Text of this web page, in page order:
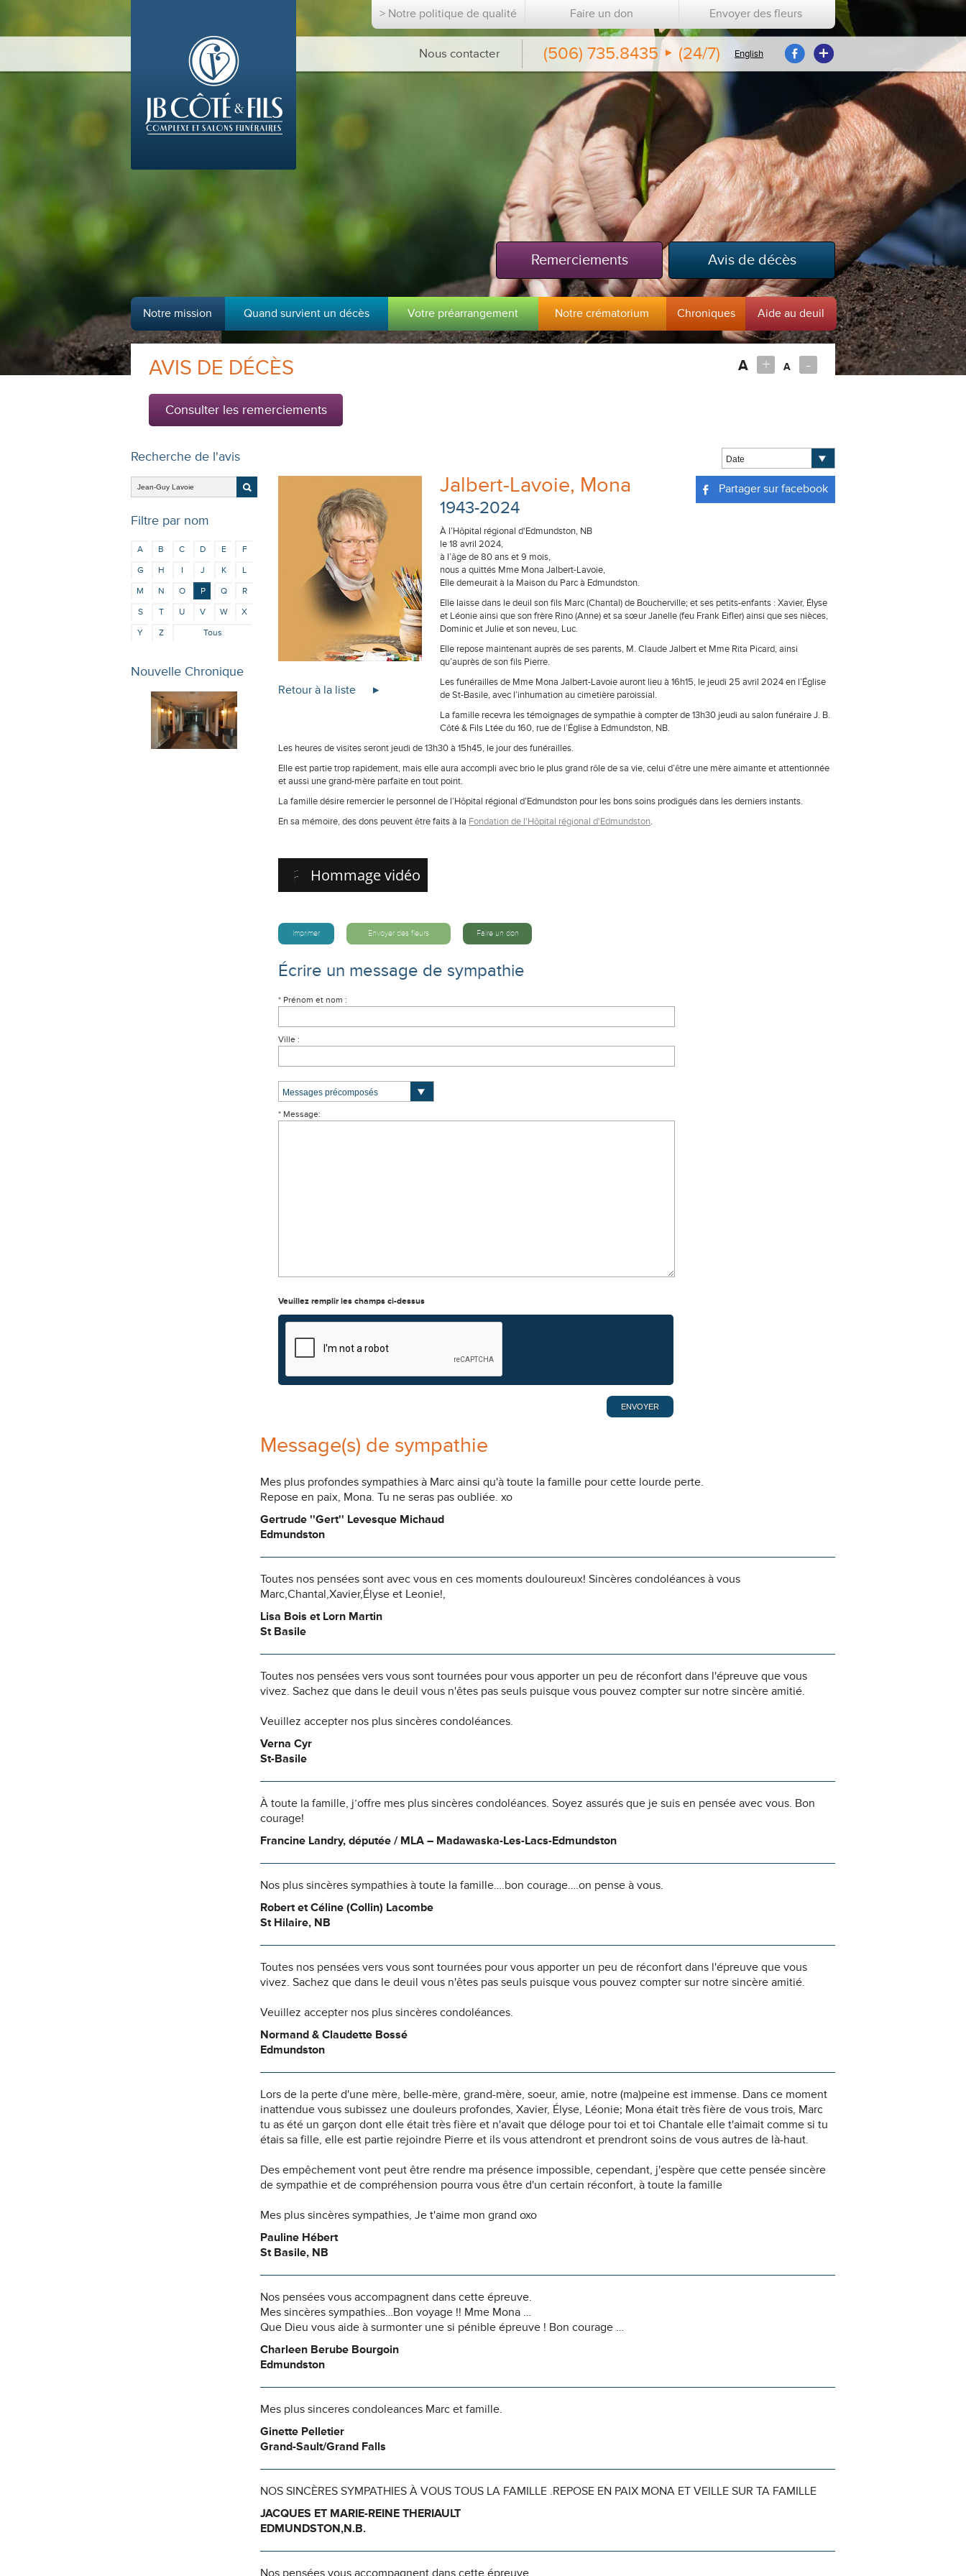
> Notre politique de qualité Faire un don Envoyer des fleurs
Nous contacter (506) 735.8435 (24/7) English
Avis de décès
Remerciements
Notre mission Quand survient un décès Votre préarrangement Notre crématorium Chroniques Aide au deuil
A + A -
AVIS DE DÉCÈS
Consulter les remerciements
Recherche de l'avis
Filtre par nom
A B C D E
F
G
H I J K
L
M
N O P Q
R
S
T U V W
X
Y
Z Tous
Retour à la liste
Partager sur facebook
Jalbert-Lavoie, Mona
1943-2024
À l’Hôpital régional d'Edmundston, NB
le 18 avril 2024,
à l’âge de 80 ans et 9 mois,
nous a quittés Mme Mona Jalbert-Lavoie,
Elle demeurait à la Maison du Parc à Edmundston.
Elle laisse dans le deuil son fils Marc (Chantal) de Boucherville; et ses petits-enfants : Xavier, Élyse
et Léonie ainsi que son frère Rino (Anne) et sa sœur Janelle (feu Frank Eifler) ainsi que ses nièces,
Dominic et Julie et son neveu, Luc.
Elle repose maintenant auprès de ses parents, M. Claude Jalbert et Mme Rita Picard, ainsi
qu’auprès de son fils Pierre.
Les funérailles de Mme Mona Jalbert-Lavoie auront lieu à 16h15, le jeudi 25 avril 2024 en l’Église
de St-Basile, avec l’inhumation au cimetière paroissial.
La famille recevra les témoignages de sympathie à compter de 13h30 jeudi au salon funéraire J. B.
Côté & Fils Ltée du 160, rue de l’Église à Edmundston, NB.
Les heures de visites seront jeudi de 13h30 à 15h45, le jour des funérailles.
Elle est partie trop rapidement, mais elle aura accompli avec brio le plus grand rôle de sa vie, celui d’être une mère aimante et attentionnée
et aussi une grand-mère parfaite en tout point.
La famille désire remercier le personnel de l’Hôpital régional d’Edmundston pour les bons soins prodigués dans les derniers instants.
En sa mémoire, des dons peuvent être faits à la Fondation de l'Hôpital régional d'Edmundston.
Hommage vidéo
Imprimer Envoyer des fleurs Faire un don
Écrire un message de sympathie
* Prénom et nom :
Ville :
* Message:
Veuillez remplir les champs ci-dessus
Message(s) de sympathie
Mes plus profondes sympathies à Marc ainsi qu'à toute la famille pour cette lourde perte.
Repose en paix, Mona. Tu ne seras pas oubliée. xo
Gertrude ''Gert'' Levesque Michaud
Edmundston
Toutes nos pensées sont avec vous en ces moments douloureux! Sincères condoléances à vous
Marc,Chantal,Xavier,Élyse et Leonie!,
Lisa Bois et Lorn Martin
St Basile
Toutes nos pensées vers vous sont tournées pour vous apporter un peu de réconfort dans l'épreuve que vous
vivez. Sachez que dans le deuil vous n'êtes pas seuls puisque vous pouvez compter sur notre sincère amitié.
Veuillez accepter nos plus sincères condoléances.
Verna Cyr
St-Basile
À toute la famille, j’offre mes plus sincères condoléances. Soyez assurés que je suis en pensée avec vous. Bon
courage!
Francine Landry, députée / MLA – Madawaska-Les-Lacs-Edmundston
Nos plus sincères sympathies à toute la famille….bon courage….on pense à vous.
Robert et Céline (Collin) Lacombe
St Hilaire, NB
Toutes nos pensées vers vous sont tournées pour vous apporter un peu de réconfort dans l'épreuve que vous
vivez. Sachez que dans le deuil vous n'êtes pas seuls puisque vous pouvez compter sur notre sincère amitié.
Veuillez accepter nos plus sincères condoléances.
Normand & Claudette Bossé
Edmundston
Lors de la perte d'une mère, belle-mère, grand-mère, soeur, amie, notre (ma)peine est immense. Dans ce moment
inattendue vous subissez une douleurs profondes, Xavier, Élyse, Léonie; Mona était très fière de vous trois, Marc
tu as été un garçon dont elle était très fière et n'avait que déloge pour toi et toi Chantale elle t'aimait comme si tu
étais sa fille, elle est partie rejoindre Pierre et ils vous attendront et prendront soins de vous autres de là-haut.
Des empêchement vont peut être rendre ma présence impossible, cependant, j'espère que cette pensée sincère
de sympathie et de compréhension pourra vous être d'un certain réconfort, à toute la famille
Mes plus sincères sympathies, Je t'aime mon grand oxo
Pauline Hébert
St Basile, NB
Nos pensées vous accompagnent dans cette épreuve.
Mes sincères sympathies…Bon voyage !! Mme Mona …
Que Dieu vous aide à surmonter une si pénible épreuve ! Bon courage …
Charleen Berube Bourgoin
Edmundston
Mes plus sinceres condoleances Marc et famille.
Ginette Pelletier
Grand-Sault/Grand Falls
NOS SINCÈRES SYMPATHIES À VOUS TOUS LA FAMILLE .REPOSE EN PAIX MONA ET VEILLE SUR TA FAMILLE
JACQUES ET MARIE-REINE THERIAULT
EDMUNDSTON,N.B.
Nos pensées vous accompagnent dans cette épreuve.
Nouvelle Chronique